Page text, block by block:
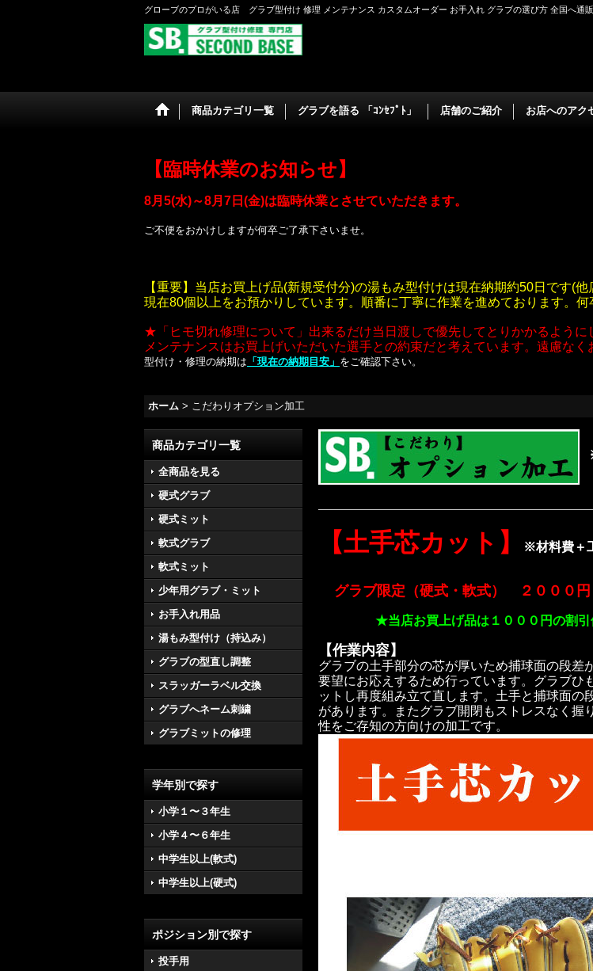
グローブのプロがいる店 グラブ型付け 修理 メンテナンス カスタムオーダー お手入れ グラブの選び方 全国へ通販
商品カテゴリ一覧 グラブを語る 「ｺﾝｾﾌﾟﾄ」 店舗のご紹介 お店へのアク
【臨時休業のお知らせ】
8月5(水)～8月7日(金)は臨時休業とさせていただきます。
ご不便をおかけしますが何卒ご了承下さいませ。
【重要】当店お買上げ品(新規受付分)の湯もみ型付けは現在納期約50日です(他
現在80個以上をお預かりしています。順番に丁寧に作業を進めております。何
★「ヒモ切れ修理について」出来るだけ当日渡しで優先してとりかかるように
メンテナンスはお買上げいただいた選手との約束だと考えています。遠慮なく
型付け・修理の納期は 「現在の納期目安」 をご確認下さい。
ホーム > こだわりオプション加工
商品カテゴリ一覧
全商品を見る
硬式グラブ
硬式ミット
軟式グラブ
軟式ミット
少年用グラブ・ミット
お手入れ用品
湯もみ型付け（持込み）
グラブの型直し調整
スラッガーラベル交換
グラブへネーム刺繍
グラブミットの修理
学年別で探す
小学１〜３年生
小学４〜６年生
中学生以上(軟式)
中学生以上(硬式)
ポジション別で探す
投手用
【土手芯カット】 ※材料費＋
グラブ限定（硬式・軟式） ２００
★当店お買上げ品は１０００円の割
【作業内容】
グラブの土手部分の芯が厚いため捕球面の段
要望にお応えするため行っています。グラブひ
ットし再度組み立て直します。土手と捕球面
があります。またグラブ開閉もストレスなく握
性をご存知の方向けの加工です。